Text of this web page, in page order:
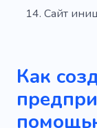
Сайт
Как